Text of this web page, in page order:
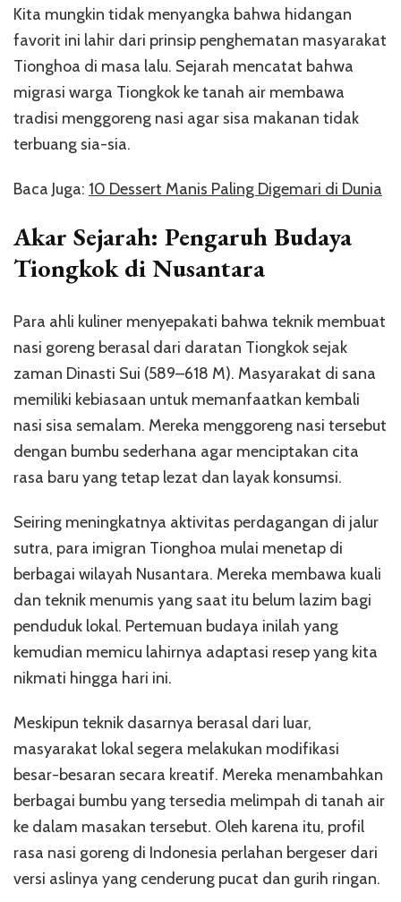
Kita mungkin tidak menyangka bahwa hidangan
favorit ini lahir dari prinsip penghematan masyarakat
Tionghoa di masa lalu. Sejarah mencatat bahwa
migrasi warga Tiongkok ke tanah air membawa
tradisi menggoreng nasi agar sisa makanan tidak
terbuang sia-sia.
Baca Juga: 10 Dessert Manis Paling Digemari di Dunia
Akar Sejarah: Pengaruh Budaya
Tiongkok di Nusantara
Para ahli kuliner menyepakati bahwa teknik membuat
nasi goreng berasal dari daratan Tiongkok sejak
zaman Dinasti Sui (589–618 M). Masyarakat di sana
memiliki kebiasaan untuk memanfaatkan kembali
nasi sisa semalam. Mereka menggoreng nasi tersebut
dengan bumbu sederhana agar menciptakan cita
rasa baru yang tetap lezat dan layak konsumsi.
Seiring meningkatnya aktivitas perdagangan di jalur
sutra, para imigran Tionghoa mulai menetap di
berbagai wilayah Nusantara. Mereka membawa kuali
dan teknik menumis yang saat itu belum lazim bagi
penduduk lokal. Pertemuan budaya inilah yang
kemudian memicu lahirnya adaptasi resep yang kita
nikmati hingga hari ini.
Meskipun teknik dasarnya berasal dari luar,
masyarakat lokal segera melakukan modifikasi
besar-besaran secara kreatif. Mereka menambahkan
berbagai bumbu yang tersedia melimpah di tanah air
ke dalam masakan tersebut. Oleh karena itu, profil
rasa nasi goreng di Indonesia perlahan bergeser dari
versi aslinya yang cenderung pucat dan gurih ringan.